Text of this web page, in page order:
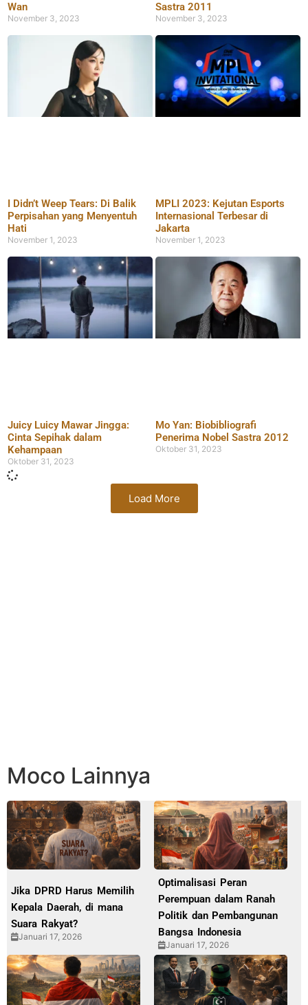
Wan
November 3, 2023
Sastra 2011
November 3, 2023
I Didn’t Weep Tears: Di Balik
Perpisahan yang Menyentuh
Hati
November 1, 2023
MPLI 2023: Kejutan Esports
Internasional Terbesar di
Jakarta
November 1, 2023
Juicy Luicy Mawar Jingga:
Cinta Sepihak dalam
Kehampaan
Oktober 31, 2023
Mo Yan: Biobibliografi
Penerima Nobel Sastra 2012
Oktober 31, 2023
Load More
Moco Lainnya
Jika DPRD Harus Memilih
Kepala Daerah, di mana
Suara Rakyat?
Januari 17, 2026
Optimalisasi Peran
Perempuan dalam Ranah
Politik dan Pembangunan
Bangsa Indonesia
Januari 17, 2026